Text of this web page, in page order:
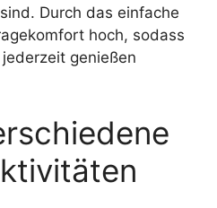
Durch das einfache
hoch, sodass
genießen